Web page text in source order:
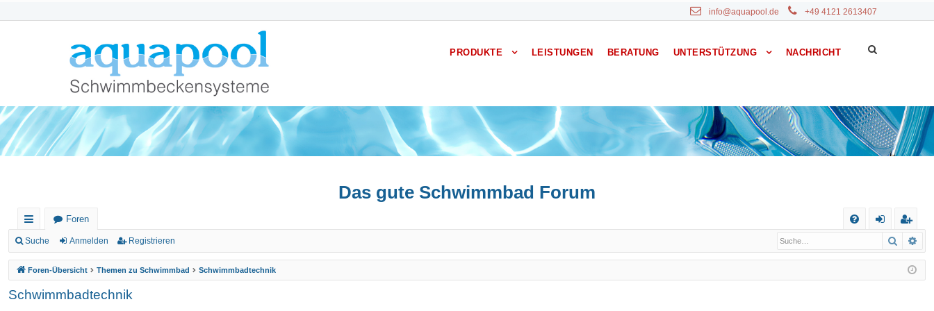
info@aquapool.de +49 4121 2613407
PRODUKTE LEISTUNGEN BERATUNG UNTERSTÜTZUNG NACHRICHT
Das gute Schwimmbad Forum
ch
ne
llz
Foren
A
Q
m
el
eg
ist
rie
Suche Anmelden Registrieren Suche
Foren-Übersicht Themen zu Schwimmbad Schwimmbadtechnik
Schwimmbadtechnik